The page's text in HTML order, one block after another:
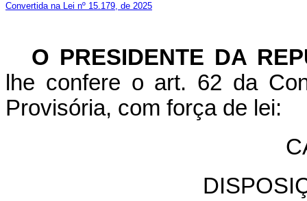
Convertida na Lei nº 15.179, de 2025
O PRESIDENTE DA
lhe confere o art. 62 da
Provisória, com força de lei: